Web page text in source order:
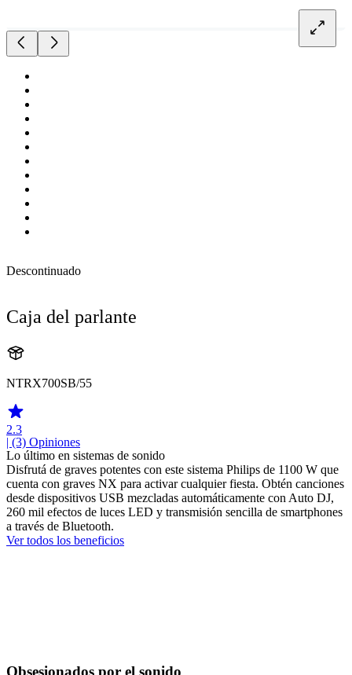
Descontinuado
Caja del parlante
NTRX700SB/55
2.3
| (3) Opiniones
Lo último en sistemas de sonido
Disfrutá de graves potentes con este sistema Philips de 1100 W que
cuenta con graves NX para activar cualquier fiesta. Obtén canciones
desde dispositivos USB mezcladas automáticamente con Auto DJ,
260 mil efectos de luces LED y transmisión sencilla de smartphones
a través de Bluetooth.
Ver todos los beneficios
Obsesionados por el sonido